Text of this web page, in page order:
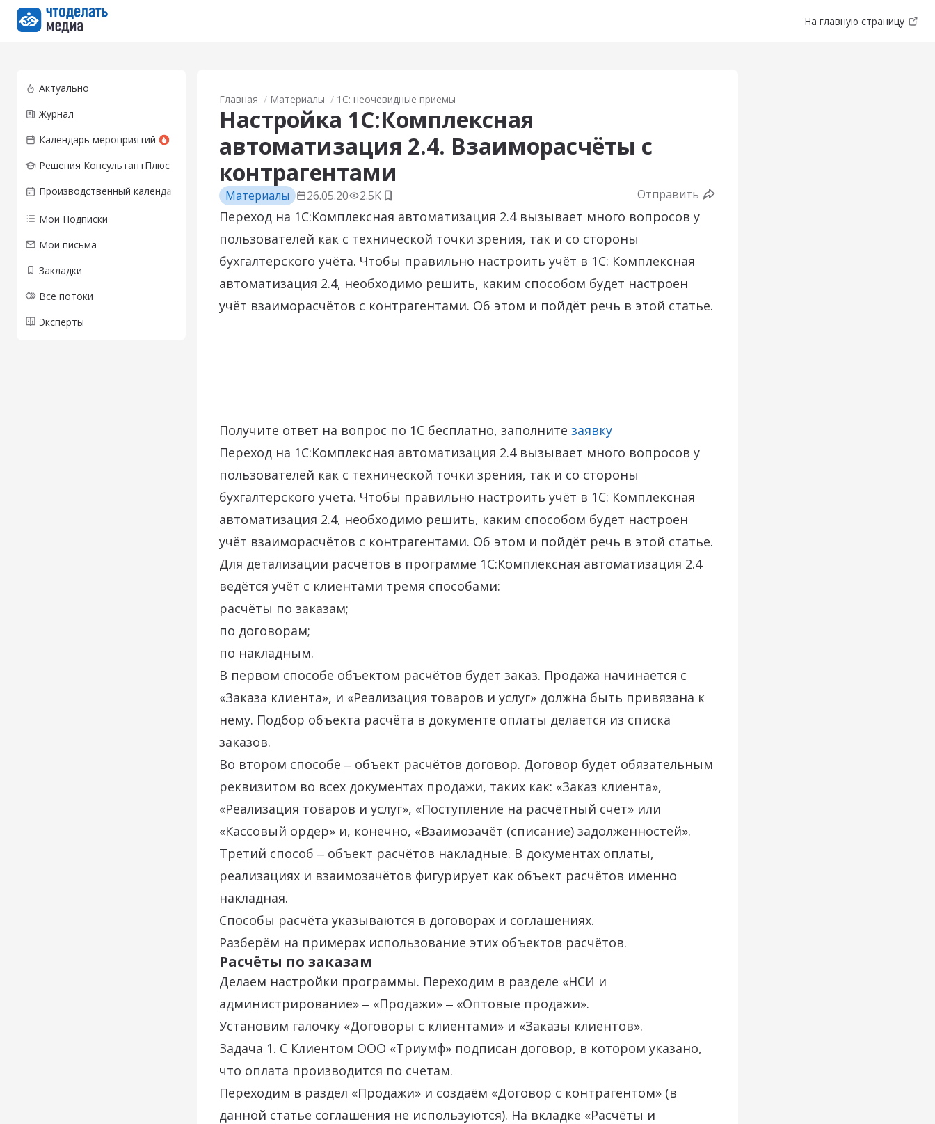
Перейти на главную страницу На главную страницу
Актуально
Журнал
Календарь мероприятий
Решения КонсультантПлюс
Производственный календарь
Мои Подписки
Мои письма
Закладки
Все потоки
Эксперты
Главная Материалы 1С: неочевидные приемы
Настройка 1С:Комплексная
автоматизация 2.4. Взаиморасчёты с
контрагентами
Материалы 26.05.20 2.5K Добавить в закладки
Отправить
Переход на 1С:Комплексная автоматизация 2.4 вызывает много вопросов у
пользователей как с технической точки зрения, так и со стороны
бухгалтерского учёта. Чтобы правильно настроить учёт в 1С: Комплексная
автоматизация 2.4, необходимо решить, каким способом будет настроен
учёт взаиморасчётов с контрагентами. Об этом и пойдёт речь в этой статье.
Получите ответ на вопрос по 1С бесплатно, заполните заявку
Переход на 1С:Комплексная автоматизация 2.4 вызывает много вопросов у
пользователей как с технической точки зрения, так и со стороны
бухгалтерского учёта. Чтобы правильно настроить учёт в 1С: Комплексная
автоматизация 2.4, необходимо решить, каким способом будет настроен
учёт взаиморасчётов с контрагентами. Об этом и пойдёт речь в этой статье.
Для детализации расчётов в программе 1С:Комплексная автоматизация 2.4
ведётся учёт с клиентами тремя способами:
расчёты по заказам;
по договорам;
по накладным.
В первом способе объектом расчётов будет заказ. Продажа начинается с
«Заказа клиента», и «Реализация товаров и услуг» должна быть привязана к
нему. Подбор объекта расчёта в документе оплаты делается из списка
заказов.
Во втором способе ‒ объект расчётов договор. Договор будет обязательным
реквизитом во всех документах продажи, таких как: «Заказ клиента»,
«Реализация товаров и услуг», «Поступление на расчётный счёт» или
«Кассовый ордер» и, конечно, «Взаимозачёт (списание) задолженностей».
Третий способ ‒ объект расчётов накладные. В документах оплаты,
реализациях и взаимозачётов фигурирует как объект расчётов именно
накладная.
Способы расчёта указываются в договорах и соглашениях.
Разберём на примерах использование этих объектов расчётов.
Расчёты по заказам
Делаем настройки программы. Переходим в разделе «НСИ и
администрирование» ‒ «Продажи» ‒ «Оптовые продажи».
Установим галочку «Договоры с клиентами» и «Заказы клиентов».
Задача 1. С Клиентом ООО «Триумф» подписан договор, в котором указано,
что оплата производится по счетам.
Переходим в раздел «Продажи» и создаём «Договор с контрагентом» (в
данной статье соглашения не используются). На вкладке «Расчёты и